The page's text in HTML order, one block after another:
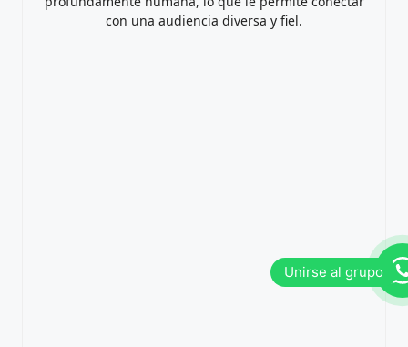
con una audiencia diversa y fiel.